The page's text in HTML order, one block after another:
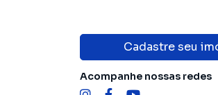
Cadastre seu
Acompanhe nossas redes